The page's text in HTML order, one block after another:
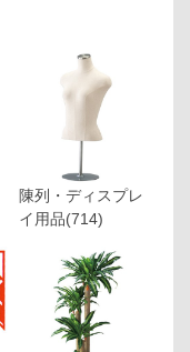
陳列・ディスプレ
イ用品(714)